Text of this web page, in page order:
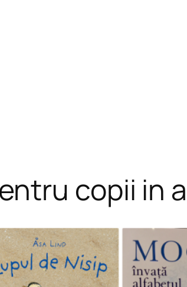
copii in